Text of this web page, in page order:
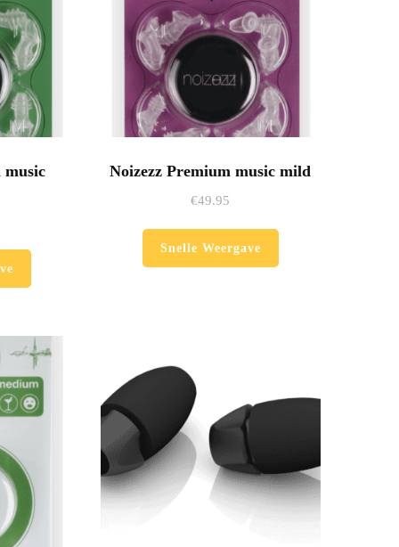
op
de
productpagina
music
Noizezz Premium music mild
€49.95
Snelle Weergave